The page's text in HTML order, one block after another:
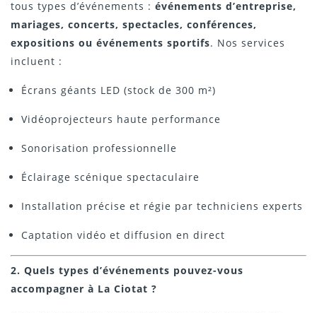
tous types d’événements : événements d’entreprise,
mariages, concerts, spectacles, conférences,
expositions ou événements sportifs. Nos services
incluent :
Écrans géants LED (stock de 300 m²)
Vidéoprojecteurs haute performance
Sonorisation professionnelle
Éclairage scénique spectaculaire
Installation précise et régie par techniciens experts
Captation vidéo et diffusion en direct
2. Quels types d’événements pouvez-vous
accompagner à La Ciotat ?